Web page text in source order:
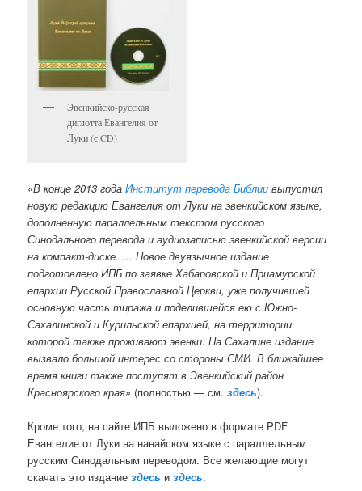
Эвенкийско-русская
диглотта Евангелия от
Луки (с CD)
«В конце 2013 годаИнститут перевода Библии выпустил
новую редакцию Евангелия от Луки на эвенкийском языке,
дополненную параллельным текстом русского
Синодального перевода и аудиозаписью эвенкийской версии
на компакт-диске. … Новое двуязычное издание
подготовлено ИПБ по заявке Хабаровской и Приамурской
епархии Русской Православной Церкви, уже получившей
основную часть тиража и поделившейся ею с Южно-
Сахалинской и Курильской епархией, на территории
которой также проживают эвенки. На Сахалине издание
вызвало большой интерес со стороны СМИ. В ближайшее
время книги также поступят в Эвенкийский район
Красноярского края» (полностью — см.здесь).
Кроме того, на сайте ИПБ выложено в формате PDF
Евангелие от Луки на нанайском языке с параллельным
русским Синодальным переводом. Все желающие могут
скачать это изданиездесь издесь.